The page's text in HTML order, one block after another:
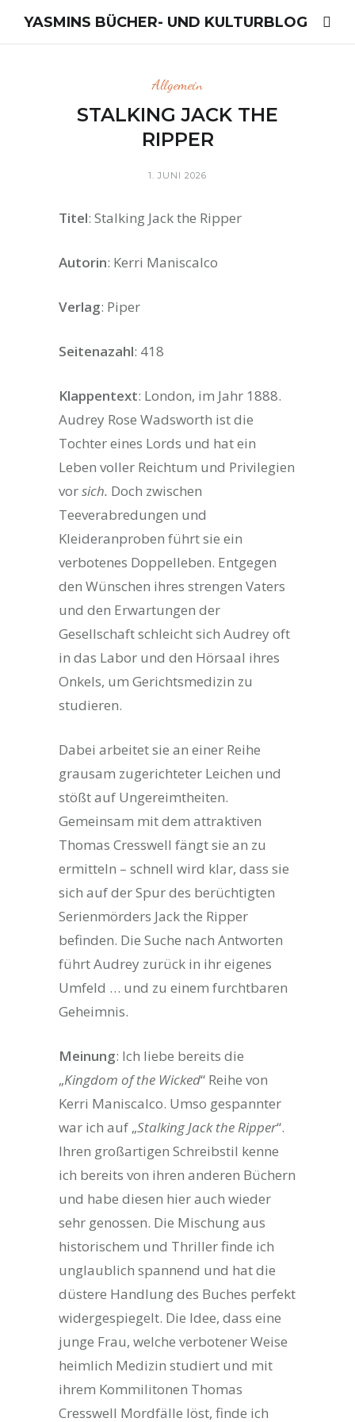
YASMINS BÜCHER- UND KULTURBLOG
Allgemein
STALKING JACK THE
RIPPER
1. JUNI 2026
Titel: Stalking Jack the Ripper
Autorin: Kerri Maniscalco
Verlag: Piper
Seitenazahl: 418
Klappentext: London, im Jahr 1888.
Audrey Rose Wadsworth ist die
Tochter eines Lords und hat ein
Leben voller Reichtum und Privilegien
vorsich. Doch zwischen
Teeverabredungen und
Kleideranproben führt sie ein
verbotenes Doppelleben. Entgegen
den Wünschen ihres strengen Vaters
und den Erwartungen der
Gesellschaft schleicht sich Audrey oft
in das Labor und den Hörsaal ihres
Onkels, um Gerichtsmedizin zu
studieren.
Dabei arbeitet sie an einer Reihe
grausam zugerichteter Leichen und
stößt auf Ungereimtheiten.
Gemeinsam mit dem attraktiven
Thomas Cresswell fängt sie an zu
ermitteln – schnell wird klar, dass sie
sich auf der Spur des berüchtigten
Serienmörders Jack the Ripper
befinden. Die Suche nach Antworten
führt Audrey zurück in ihr eigenes
Umfeld … und zu einem furchtbaren
Geheimnis.
Meinung: Ich liebe bereits die
„Kingdom of the Wicked“ Reihe von
Kerri Maniscalco. Umso gespannter
war ich auf „Stalking Jack the Ripper“.
Ihren großartigen Schreibstil kenne
ich bereits von ihren anderen Büchern
und habe diesen hier auch wieder
sehr genossen. Die Mischung aus
historischem und Thriller finde ich
unglaublich spannend und hat die
düstere Handlung des Buches perfekt
widergespiegelt. Die Idee, dass eine
junge Frau, welche verbotener Weise
heimlich Medizin studiert und mit
ihrem Kommilitonen Thomas
Cresswell Mordfälle löst, finde ich